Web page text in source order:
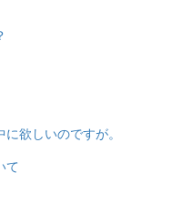
欲しいのですが。
て